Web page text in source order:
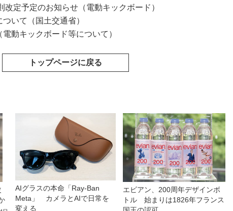
改定予定のお知らせ（電動キックボード）
いて（国土交通省）
動キックボード等について）
トップページに戻る
AIグラスの本命「Ray-Ban
Meta」 カメラとAIで日常を
変える
エビアン、200周年デザインボ
トル 始まりは1826年フランス